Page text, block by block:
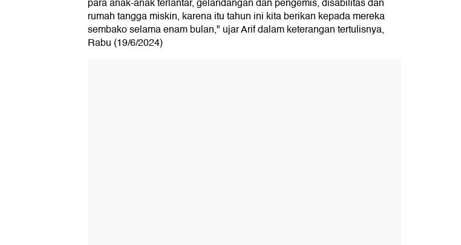
para anak-anak terlantar, gelandangan dan pengemis, disabilitas dan
rumah tangga miskin, karena itu tahun ini kita berikan kepada mereka
sembako selama enam bulan," ujar Arif dalam keterangan tertulisnya,
Rabu (19/6/2024)